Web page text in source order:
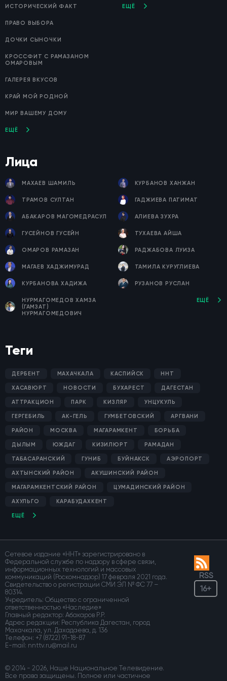
Он другой нации, не уровень
16
Как провести отпуск ? "Мир вашему дому" №125
Мир Вашему дому 114
22.03.2019, 22:56
ИСТОРИЧЕСКИЙ ФАКТ
ПРАВО ВЫБОРА
ДОЧКИ СЫНОЧКИ
КРОССФИТ С РАМАЗАНОМ
ОМАРОВЫМ
ГАЛЕРЕЯ ВКУСОВ
КРАЙ МОЙ РОДНОЙ
МИР ВАШЕМУ ДОМУ
ЕЩЁ
ЕЩЁ
Лица
МАХАЕВ ШАМИЛЬ КУРБАНОВ ХАНЖАН
ТРАМОВ СУЛТАН ГАДЖИЕВА ПАТИМАТ
АБАКАРОВ МАГОМЕДРАСУЛ АЛИЕВА ЗУХРА
ГУСЕЙНОВ ГУСЕЙН ТУХАЕВА АЙША
ОМАРОВ РАМАЗАН РАДЖАБОВА ЛУИЗА
МАГАЕВ ХАДЖИМУРАД ТАМИЛА КУРУГЛИЕВА
КУРБАНОВА ХАДИЖА РУЗАНОВ РУСЛАН
НУРМАГОМЕДОВ ХАМЗА
(ГАМЗАТ)
НУРМАГОМЕДОВИЧ
ЕЩЁ
Теги
ДЕРБЕНТ МАХАЧКАЛА КАСПИЙСК ННТ
ХАСАВЮРТ НОВОСТИ БУХАРЕСТ ДАГЕСТАН
АТТРАКЦИОН ПАРК КИЗЛЯР УНЦУКУЛЬ
ГЕРГЕБИЛЬ АК-ГЕЛЬ ГУМБЕТОВСКИЙ АРГВАНИ
РАЙОН МОСКВА МАГАРАМКЕНТ БОРЬБА
ДЫЛЫМ ЮЖДАГ КИЗИЛЮРТ РАМАДАН
ТАБАСАРАНСКИЙ ГУНИБ БУЙНАКСК АЭРОПОРТ
АХТЫНСКИЙ РАЙОН АКУШИНСКИЙ РАЙОН
МАГАРАМКЕНТСКИЙ РАЙОН ЦУМАДИНСКИЙ РАЙОН
АХУЛЬГО КАРАБУДАХКЕНТ
ЕЩЁ
Сетевое издание «ННТ» зарегистрировано в
Федеральной службе по надзору в сфере связи,
информационных технологий и массовых
коммуникаций (Роскомнадзор) 17 февраля 2021 года.
Свидетельство о регистрации СМИ ЭЛ № ФС 77 –
80314.
Учредитель: Общество с ограниченной
ответственностью «Наследие»
Главный редактор: Абакаров Р.Р.
Адрес редакции: Республика Дагестан, город
Махачкала, ул. Дахадаева, д. 136
Телефон: +7 (8722) 91-18-87
E-mail:
© 2014 - 2026, Наше Национальное Телевидение.
Все права защищены. Полное или частичное
RSS
16+